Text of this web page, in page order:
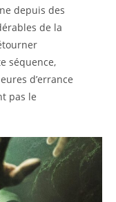
depuis des
de la
séquence,
d’errance
pas le